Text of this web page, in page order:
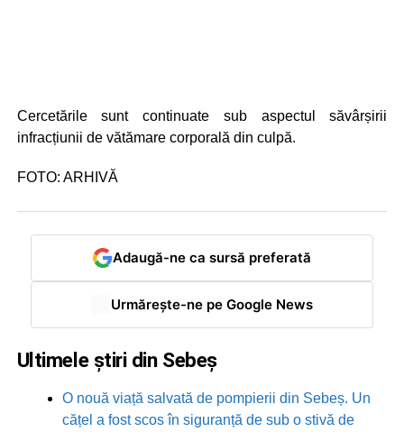
Cercetările sunt continuate sub aspectul săvârșirii
infracțiunii de vătămare corporală din culpă.
FOTO: ARHIVĂ
Adaugă-ne ca sursă preferată
Urmărește-ne pe Google News
Ultimele știri din Sebeș
O nouă viață salvată de pompierii din Sebeș. Un
cățel a fost scos în siguranță de sub o stivă de